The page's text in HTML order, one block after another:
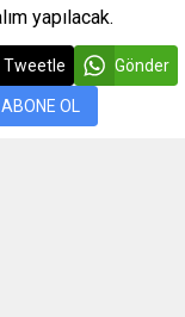
yapılacak.
Tweetle Gönder
ABONE OL